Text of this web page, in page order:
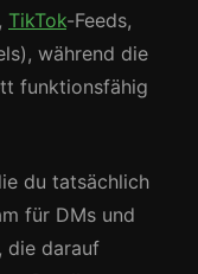
, TikTok-Feeds,
während die
funktionsfähig
du tatsächlich
für DMs und
die darauf